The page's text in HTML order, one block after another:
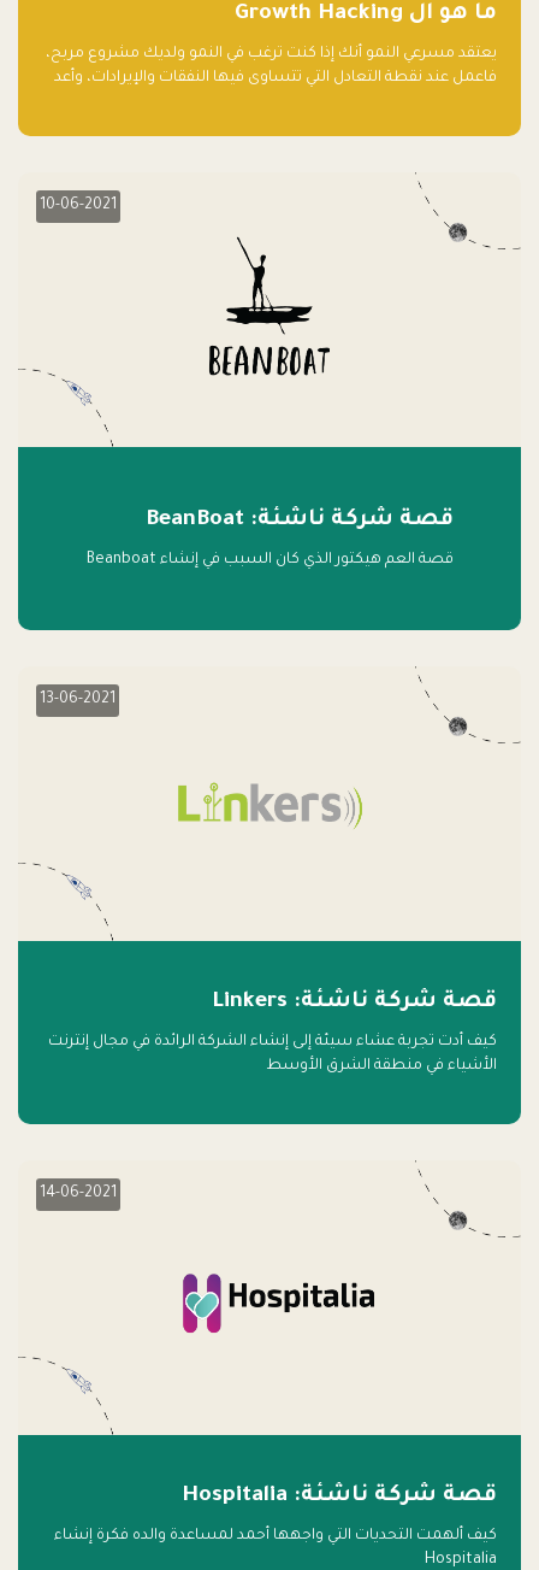
ما هو ال Growth Hacking
يعتقد مسرعي النمو أنك إذا كنت ترغب في النمو ولديك مشروع مربح،
فاعمل عند نقطة التعادل التي تتساوى فيها النفقات والإيرادات، وأعد
10-06-2021
قصة شركة ناشئة: BeanBoat
قصة العم هيكتور الذي كان السبب في إنشاء Beanboat
13-06-2021
قصة شركة ناشئة: Linkers
كيف أدت تجربة عشاء سيئة إلى إنشاء الشركة الرائدة في مجال إنترنت
الأشياء في منطقة الشرق الأوسط
14-06-2021
قصة شركة ناشئة: Hospitalia
كيف ألهمت التحديات التي واجهها أحمد لمساعدة والده فكرة إنشاء
Hospitalia